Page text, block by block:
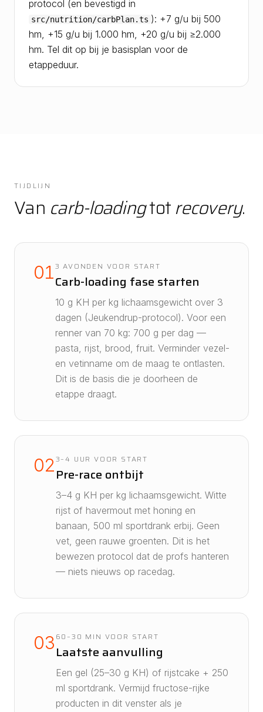
protocol (en bevestigd in
src/nutrition/carbPlan.ts ): +7 g/u bij 500
hm, +15 g/u bij 1.000 hm, +20 g/u bij ≥2.000
hm. Tel dit op bij je basisplan voor de
etappeduur.
TIJDLIJN
Van carb-loadingtotrecovery.
013 AVONDEN VOOR START
Carb-loading fase starten
10 g KH per kg lichaamsgewicht over 3
dagen (Jeukendrup-protocol). Voor een
renner van 70 kg: 700 g per dag —
pasta, rijst, brood, fruit. Verminder vezel-
en vetinname om de maag te ontlasten.
Dit is de basis die je doorheen de
etappe draagt.
023–4 UUR VOOR START
Pre-race ontbijt
3–4 g KH per kg lichaamsgewicht. Witte
rijst of havermout met honing en
banaan, 500 ml sportdrank erbij. Geen
vet, geen rauwe groenten. Dit is het
bewezen protocol dat de profs hanteren
— niets nieuws op racedag.
03 60–30 MIN VOOR START
Laatste aanvulling
Een gel (25–30 g KH) of rijstcake + 250
ml sportdrank. Vermijd fructose-rijke
producten in dit venster als je